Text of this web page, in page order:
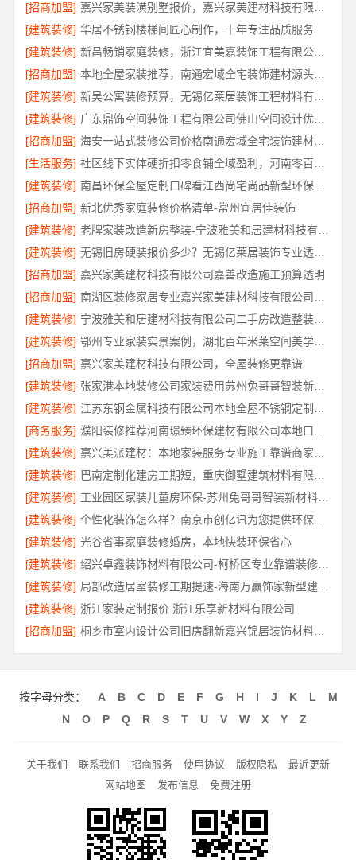
[招商加盟]
[建筑装修] 华居不锈钢楼梯间匠心制作，十年专注品质服务
[建筑装修]
新昌畅销家庭装修，浙江宜美嘉装饰工程有限公司品质保障
[招商加盟]
本地全屋家装推荐，南通宏域全宅装饰建材源头品控保障
[建筑装修]
[建筑装修]
广东鼎饰空间装饰工程有限公司佛山空间设计优惠活动
[招商加盟]
海安一站式装修公司价格南通宏域全宅装饰建材有限公司
[生活服务]
[建筑装修]
南昌环保全屋定制口碑看江西尚宅尚品新型环保材料有限公司
[招商加盟] 新北优秀家庭装修价格清单-常州宜居佳装饰
[建筑装修]
[建筑装修]
无锡旧房硬装报价多少？无锡亿莱居装饰专业透明报价
[招商加盟] 嘉兴家美建材科技有限公司嘉善改造施工预算透明
[招商加盟]
[建筑装修]
宁波雅美和居建材科技有限公司二手房改造整装服务
[建筑装修]
鄂州专业家装实景案例，湖北百年米莱空间美学装饰材料有限公司
[招商加盟] 嘉兴家美建材科技有限公司，全屋装修更靠谱
[建筑装修]
张家港本地装修公司家装费用苏州兔哥哥智装新材料有限公司省心
[建筑装修]
[商务服务]
[建筑装修]
[建筑装修]
[建筑装修]
工业园区家装儿童房环保-苏州兔哥哥智装新材料有限公司
[建筑装修]
个性化装饰怎么样？南京市创亿讯为您提供环保全包方案
[建筑装修] 光谷省事家庭装修婚房，本地快装环保省心
[建筑装修]
绍兴卓鑫装饰材料有限公司-柯桥区专业靠谱装修自有施工队
[建筑装修]
局部改造居室装修工期提速-海南万赢饰家新型建筑材料有限公司
[建筑装修] 浙江家装定制报价 浙江乐享新材料有限公司
[招商加盟]
桐乡市室内设计公司旧房翻新嘉兴锦居装饰材料有限公司
按字母分类： A B C D E F G H I J K L
M
N
O P Q R S T U V W X Y Z
关于我们 联系我们 招商服务 使用协议 版权隐私
最近更新
网站地图
发布信息 免费注册